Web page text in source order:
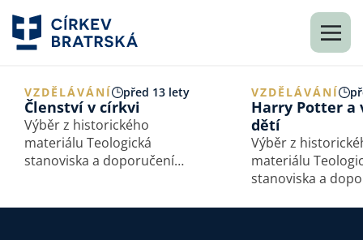
VZDĚLÁVÁNÍ před 13 lety
Členství v církvi
Výběr z historického
materiálu Teologická
stanoviska a doporučení
VZDĚLÁVÁNÍ
Harry Potter a
dětí
Výběr z
materiálu
stanoviska a